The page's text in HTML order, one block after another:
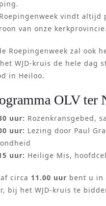
vindt
van onze
Roepingenweek zal ook
WJD-kruis de hele dag
in Heiloo.
OLV ter
uur: Rozenkransgebed,
uur: Lezing door Paul
uur: Heilige Mis,
circa 11.00 uur bent u in
bij het WJD-kruis te